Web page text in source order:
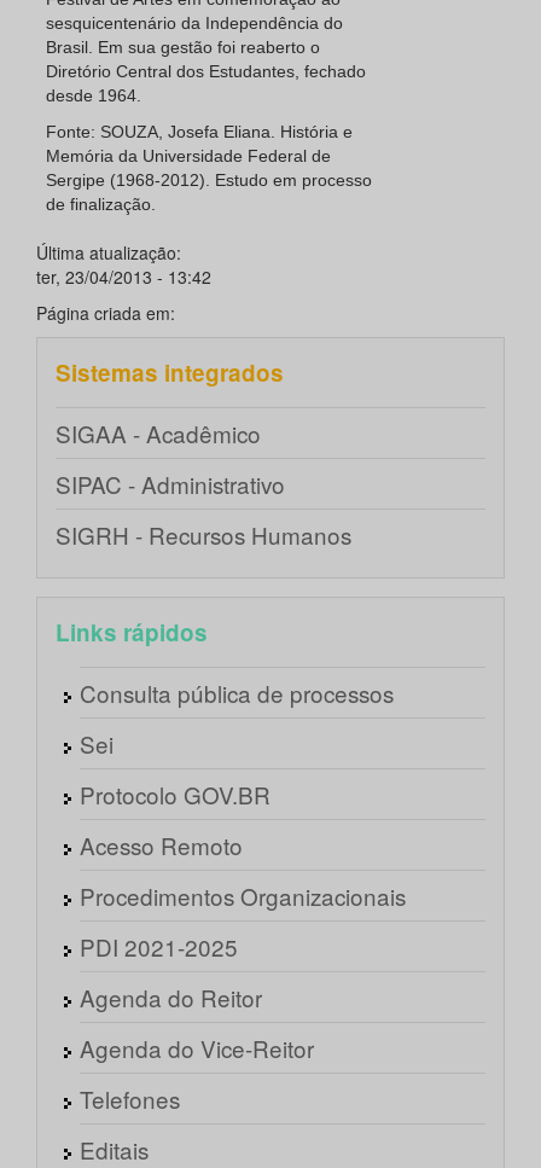
sesquicentenário da Independência do
Brasil. Em sua gestão foi reaberto o
Diretório Central dos Estudantes, fechado
desde 1964.
Fonte: SOUZA, Josefa Eliana. História e
Memória da Universidade Federal de
Sergipe (1968-2012). Estudo em processo
de finalização.
Última atualização:
ter, 23/04/2013 - 13:42
Página criada em:
Sistemas integrados
SIGAA - Acadêmico
SIPAC - Administrativo
SIGRH - Recursos Humanos
Links rápidos
Consulta pública de processos
Sei
Protocolo GOV.BR
Acesso Remoto
Procedimentos Organizacionais
PDI 2021-2025
Agenda do Reitor
Agenda do Vice-Reitor
Telefones
Editais